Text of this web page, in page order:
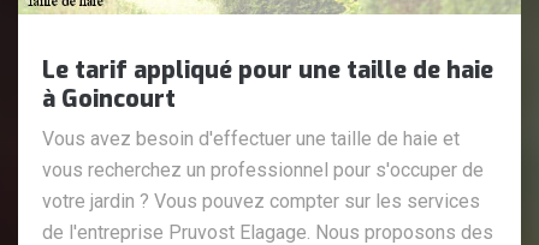
Le tarif appliqué pour une taille de haie
à Goincourt
Vous avez besoin d'effectuer une taille de haie et
vous recherchez un professionnel pour s'occuper de
votre jardin ? Vous pouvez compter sur les services
de l'entreprise Pruvost Elagage. Nous proposons des